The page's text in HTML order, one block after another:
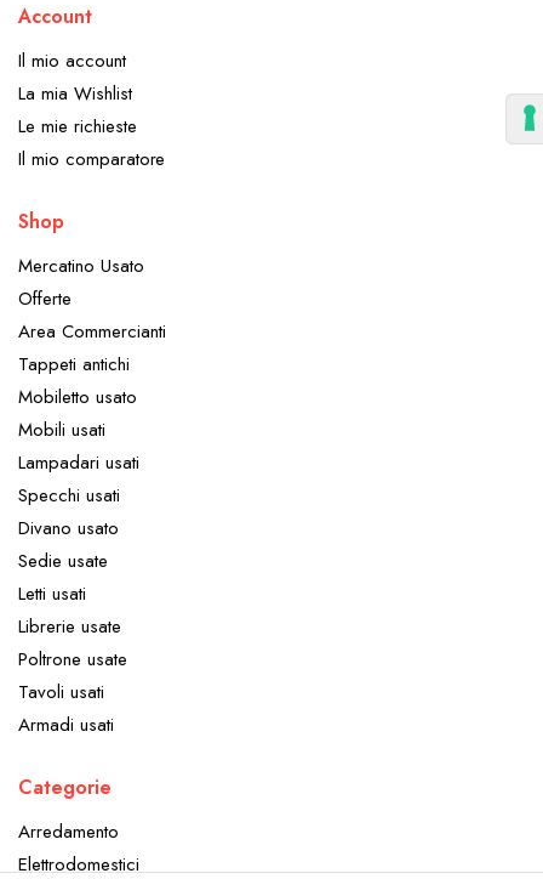
Account
Il mio account
La mia Wishlist
Le mie richieste
Il mio comparatore
Shop
Mercatino Usato
Offerte
Area Commercianti
Tappeti antichi
Mobiletto usato
Mobili usati
Lampadari usati
Specchi usati
Divano usato
Sedie usate
Letti usati
Librerie usate
Poltrone usate
Tavoli usati
Armadi usati
Categorie
Arredamento
Elettrodomestici